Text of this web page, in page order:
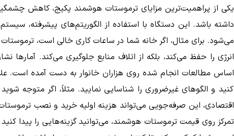
یکی از پراهمیت‌ترین مزایای ترموستات هوشمند پکیج، کاهش
داشته باشد. این دستگاه با استفاده از الگوریتم‌های پیشرفته،
می‌شود. برای مثال، اگر خانه شما در ساعات کاری خالی است،
اساس مطالعات انجام شده روی هزاران خانوار به دست آمده است.
کنید و الگوهای غیرضروری را شناسایی نمایید. مثلاً، اگر متوجه
اقتصادی، این صرفه‌جویی می‌تواند هزینه اولیه خرید و نصب
تمرکز روی قیمت ترموستات هوشمند، می‌توانید گزینه‌هایی را پیدا